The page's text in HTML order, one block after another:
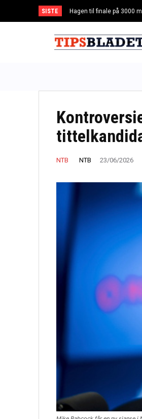
SISTE Hagen til finale på 3000
Schjelderup med mål
NTB NTB 23/06/2026